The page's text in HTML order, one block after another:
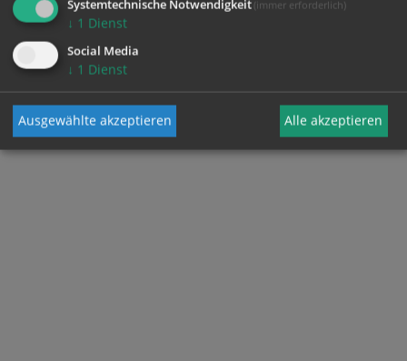
Systemtechnische Notwendigkeit (immer erforderlich)
↓ 1 Dienst
Social Media
↓ 1 Dienst
Ausgewählte akzeptieren Alle akzeptieren